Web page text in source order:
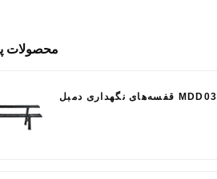
محصولات
قفسه‌های نگهداری دمبل MDD03